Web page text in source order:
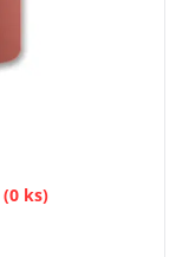
(0 ks)